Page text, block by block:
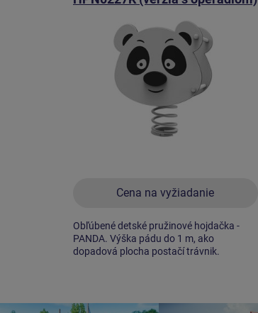
Cena na vyžiadanie
Obľúbené detské pružinové hojdačka -
PANDA. Výška pádu do 1 m, ako
dopadová plocha postačí trávnik.